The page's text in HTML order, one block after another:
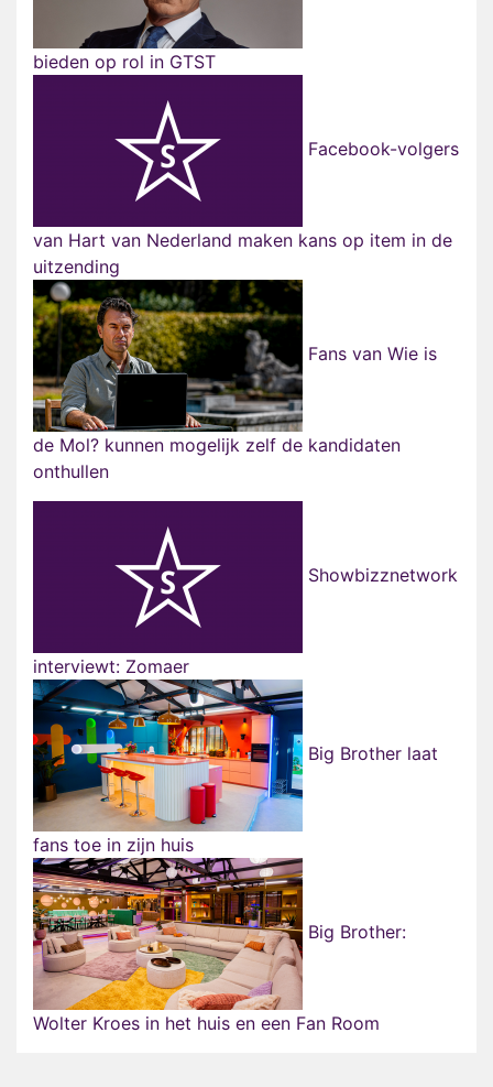
bieden op rol in GTST
Facebook-volgers
van Hart van Nederland maken kans op item in de
uitzending
Fans van Wie is
de Mol? kunnen mogelijk zelf de kandidaten
onthullen
Showbizznetwork
interviewt: Zomaer
Big Brother laat
fans toe in zijn huis
Big Brother:
Wolter Kroes in het huis en een Fan Room